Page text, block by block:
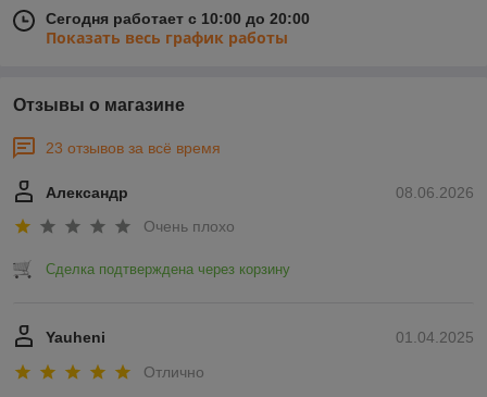
Сегодня работает с 10:00 до 20:00
Показать весь график работы
Отзывы о магазине
23 отзывов за всё время
08.06.2026
Александр
Очень плохо
Сделка подтверждена через корзину
01.04.2025
Yauheni
Отлично